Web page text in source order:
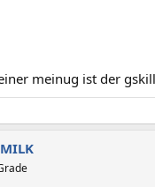
meinug ist der